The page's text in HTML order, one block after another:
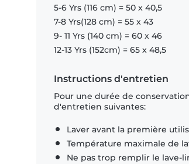
5-6 Yrs (116 cm) = 50 x 40,5
7-8 Yrs(128 cm) = 55 x 43
9- 11 Yrs (140 cm) = 60 x 46
12-13 Yrs (152cm) = 65 x 48,5
Instructions d'entretien
Pour une durée de
d'entretien suivantes:
Laver avant la première
Température maximale de
Ne pas trop remplir le lave-